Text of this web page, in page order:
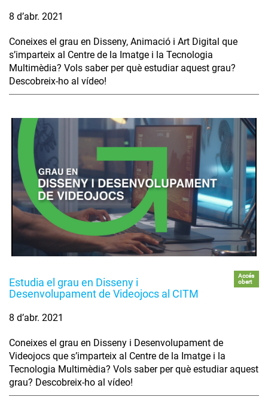
8 d’abr. 2021
Coneixes el grau en Disseny, Animació i Art Digital que
s’imparteix al Centre de la Imatge i la Tecnologia
Multimèdia? Vols saber per què estudiar aquest grau?
Descobreix-ho al vídeo!
Estudia el grau en Disseny i
Desenvolupament de Videojocs al CITM
Accés
obert
8 d’abr. 2021
Coneixes el grau en Disseny i Desenvolupament de
Videojocs que s’imparteix al Centre de la Imatge i la
Tecnologia Multimèdia? Vols saber per què estudiar aquest
grau? Descobreix-ho al vídeo!